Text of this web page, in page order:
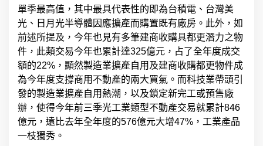
單季最高值，其中最具代表性的即為台積電、台灣美
光、日月光半導體因應擴產而購置既有廠房。此外，如
前述所提及，今年也見有多筆建商收購具都更潛力之物
件，此類交易今年也累計達325億元，占了全年度成交
額的22%，顯然製造業擴產自用及建商收購都更物件成
為今年度支撐商用不動產的兩大買氣。而科技業帶頭引
發的製造業擴產自用熱潮，以及鎖定新完工或預售廠
辦，使得今年前三季光工業類型不動產交易就累計846
億元，遠比去年全年度的576億元大增47%，工業產品
一枝獨秀。